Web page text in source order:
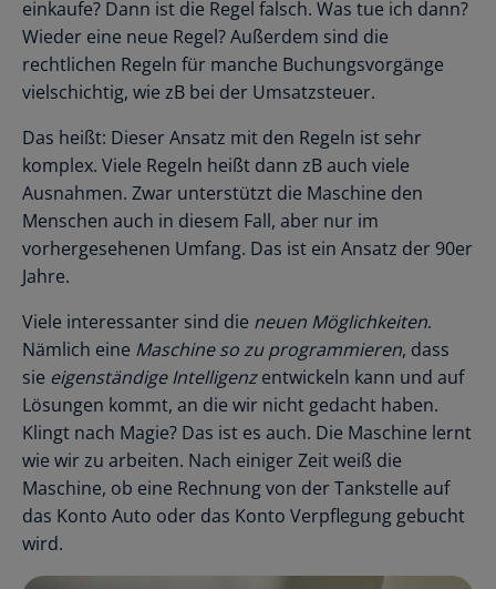
einkaufe? Dann ist die Regel falsch. Was tue ich dann?
Wieder eine neue Regel? Außerdem sind die
rechtlichen Regeln für manche Buchungsvorgänge
vielschichtig, wie zB bei der Umsatzsteuer.
Das heißt: Dieser Ansatz mit den Regeln ist sehr
komplex. Viele Regeln heißt dann zB auch viele
Ausnahmen. Zwar unterstützt die Maschine den
Menschen auch in diesem Fall, aber nur im
vorhergesehenen Umfang. Das ist ein Ansatz der 90er
Jahre.
Viele interessanter sind die neuen Möglichkeiten.
Nämlich eine Maschine so zu programmieren, dass
sie eigenständige Intelligenzentwickeln kann und auf
Lösungen kommt, an die wir nicht gedacht haben.
Klingt nach Magie? Das ist es auch. Die Maschine lernt
wie wir zu arbeiten. Nach einiger Zeit weiß die
Maschine, ob eine Rechnung von der Tankstelle auf
das Konto Auto oder das Konto Verpflegung gebucht
wird.